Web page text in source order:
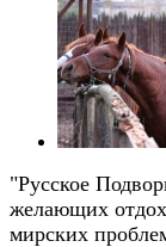
"Русское
желающих
мирских